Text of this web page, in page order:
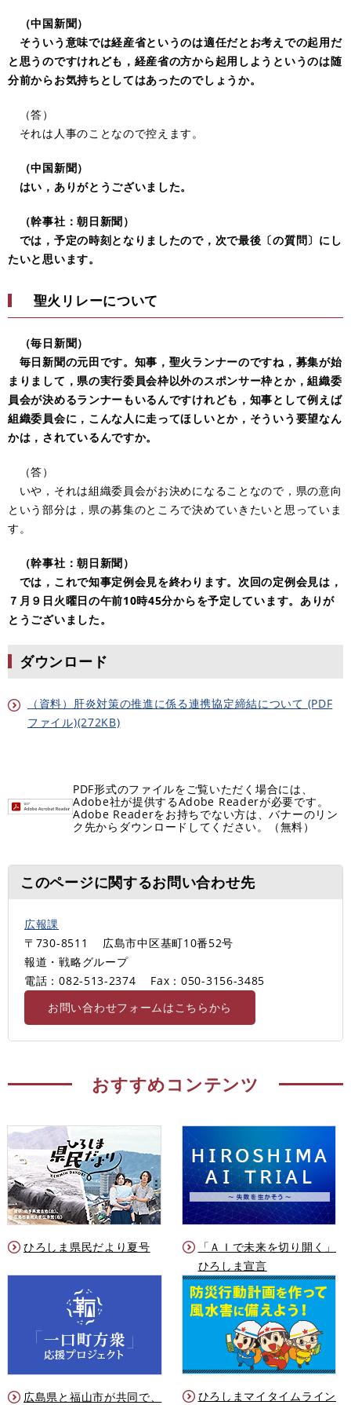
（中国新聞）
そういう意味では経産省というのは適任だとお考えでの起用だ
と思うのですけれども，経産省の方から起用しようというのは随
分前からお気持ちとしてはあったのでしょうか。
（答）
それは人事のことなので控えます。
（中国新聞）
はい，ありがとうございました。
（幹事社：朝日新聞）
では，予定の時刻となりましたので，次で最後〔の質問〕にし
たいと思います。
聖火リレーについて
（毎日新聞）
毎日新聞の元田です。知事，聖火ランナーのですね，募集が始
まりまして，県の実行委員会枠以外のスポンサー枠とか，組織委
員会が決めるランナーもいるんですけれども，知事として例えば
組織委員会に，こんな人に走ってほしいとか，そういう要望なん
かは，されているんですか。
（答）
いや，それは組織委員会がお決めになることなので，県の意向
という部分は，県の募集のところで決めていきたいと思っていま
す。
（幹事社：朝日新聞）
では，これで知事定例会見を終わります。次回の定例会見は，
７月９日火曜日の午前10時45分からを予定しています。ありが
とうございました。
ダウンロード
（資料）肝炎対策の推進に係る連携協定締結について (PDF
ファイル)(272KB)
PDF形式のファイルをご覧いただく場合には、
Adobe社が提供するAdobe Readerが必要です。
Adobe Readerをお持ちでない方は、バナーのリン
ク先からダウンロードしてください。（無料）
このページに関するお問い合わせ先
広報課
〒730-8511
広島市中区基町10番52号
報道・戦略グループ
電話：082-513-2374
Fax：050-3156-3485
お問い合わせフォームはこちらから
おすすめコンテンツ
ひろしま県民だより夏号
「ＡＩで未来を切り開く」
ひろしま宣言
広島県と福山市が共同で、
ひろしまマイタイムライン